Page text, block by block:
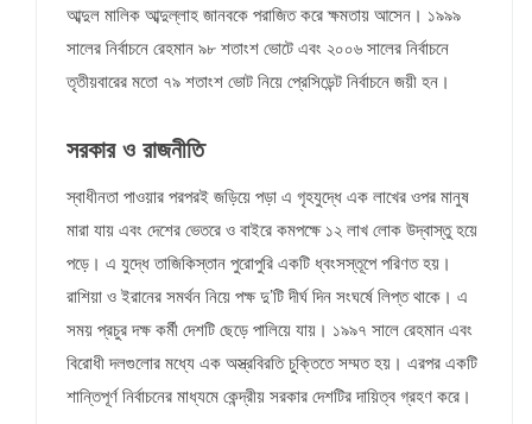
আব্দুল মালিক আব্দুল্লাহ জানবকে পরাজিত করে ক্ষমতায় আসেন। ১৯৯৯
সালের নির্বাচনে রেহমান ৯৮ শতাংশ ভোটে এবং ২০০৬ সালের নির্বাচনে
তৃতীয়বারের মতো ৭৯ শতাংশ ভোট নিয়ে প্রেসিডেন্ট নির্বাচনে জয়ী হন।
সরকার ও রাজনীতি
স্বাধীনতা পাওয়ার পরপরই জড়িয়ে পড়া এ গৃহযুদ্ধে এক লাখের ওপর মানুষ
মারা যায় এবং দেশের ভেতরে ও বাইরে কমপক্ষে ১২ লাখ লোক উদ্বাস্তু হয়ে
পড়ে। এ যুদ্ধে তাজিকিস্তান পুরোপুরি একটি ধ্বংসস্তূপে পরিণত হয়।
রাশিয়া ও ইরানের সমর্থন নিয়ে পক্ষ দু’টি দীর্ঘ দিন সংঘর্ষে লিপ্ত থাকে। এ
সময় প্রচুর দক্ষ কর্মী দেশটি ছেড়ে পালিয়ে যায়। ১৯৯৭ সালে রেহমান এবং
বিরোধী দলগুলোর মধ্যে এক অস্ত্রবিরতি চুক্তিতে সম্মত হয়। এরপর একটি
শান্তিপূর্ণ নির্বাচনের মাধ্যমে কেন্দ্রীয় সরকার দেশটির দায়িত্ব গ্রহণ করে।